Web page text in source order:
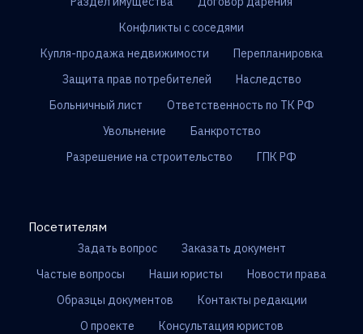
Конфликты с соседями
Купля-продажа недвижимости
Перепланировка
Защита прав потребителей
Наследство
Больничный лист
Ответственность по ТК РФ
Увольнение
Банкротство
Разрешение на строительство
ГПК РФ
Посетителям
Задать вопрос
Заказать документ
Частые вопросы
Наши юристы
Новости права
Образцы документов
Контакты редакции
О проекте
Консультация юристов